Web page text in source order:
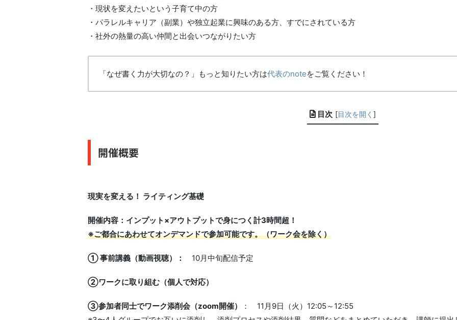
・現状を変えたいという子育て中の方
・パラレルキャリア（副業）や独立起業に興味のある方、すでにされている方
・社外の熱量の高い仲間と出会いつながりたい方
「なぜ書く力が大切なの？」もっと知りたい方は代表のnoteをご覧ください！
目次 [目次を開く ]
開催概要
現実を変える！ ライティング基礎
開催内容：インプット×アウトプットで身につく計3時間超！
※ご都合にあわせてオンデマンドで参加可能です。（ワーク会を除く）
① 事前講義（動画視聴）： 10月中旬配信予定
②ワークに取り組む（個人で対応）
③参加者同士でワーク添削会（zoom開催）
： 11月9日（火）12:05～12:55